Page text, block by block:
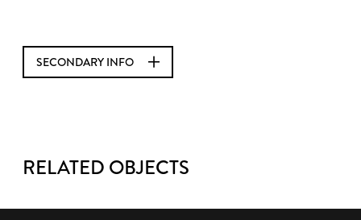
SECONDARY INFO
RELATED OBJECTS